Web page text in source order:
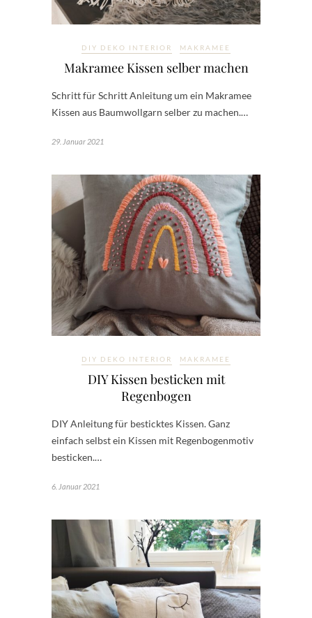
DIY DEKO INTERIOR MAKRAMEE
Makramee Kissen selber machen
Schritt für Schritt Anleitung um ein Makramee
Kissen aus Baumwollgarn selber zu machen.…
29. Januar 2021
DIY DEKO INTERIOR MAKRAMEE
DIY Kissen besticken mit
Regenbogen
DIY Anleitung für besticktes Kissen. Ganz
einfach selbst ein Kissen mit Regenbogenmotiv
besticken.…
6. Januar 2021